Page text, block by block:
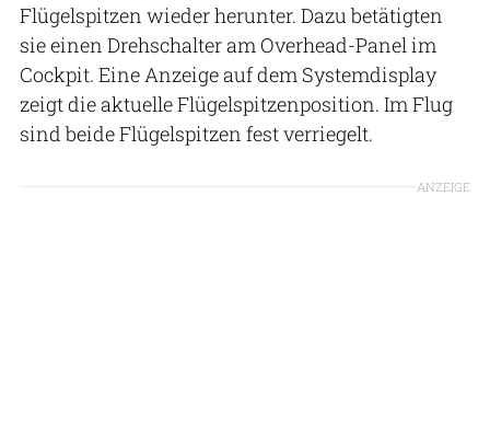
Flügelspitzen wieder herunter. Dazu betätigten
sie einen Drehschalter am Overhead-Panel im
Cockpit. Eine Anzeige auf dem Systemdisplay
zeigt die aktuelle Flügelspitzenposition. Im Flug
sind beide Flügelspitzen fest verriegelt.
ANZEIGE